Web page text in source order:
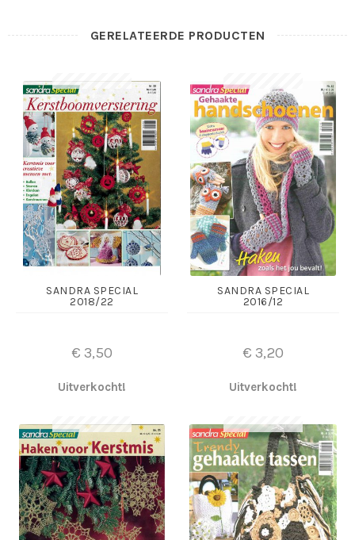
GERELATEERDE PRODUCTEN
SANDRA SPECIAL
2018/22
€ 3,50
Uitverkocht!
SANDRA SPECIAL
2016/12
€ 3,20
Uitverkocht!